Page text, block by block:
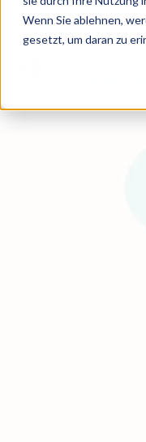
Wenn Sie ablehnen,
gesetzt, um daran zu